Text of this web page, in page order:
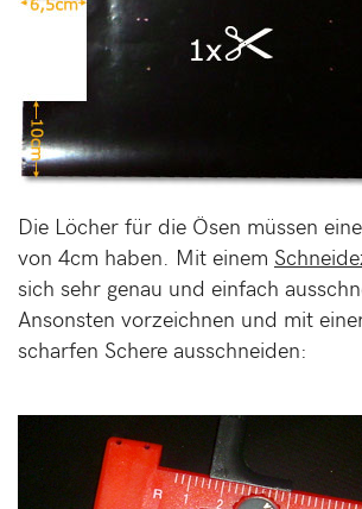
Die Löcher für die Ösen müssen
von 4cm haben. Mit einem
sich sehr genau und einfach
Ansonsten vorzeichnen und mit
scharfen Schere ausschneiden: